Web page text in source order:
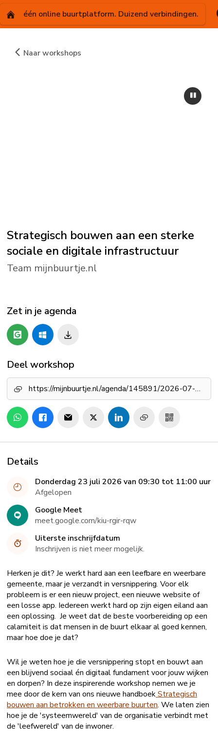
één online buurtplatform. Duizend verbindingen.
Naar workshops
Strategisch bouwen aan een sterke
sociale en digitale infrastructuur
Team mijnbuurtje.nl
Zet in je agenda
Deel workshop
https://mijnbuurtje.nl/agenda/145891/2026-07-23/strategisch-bouwen-aan-een-sterke-sociale-en-digitale-infrastructuur-4
Details
Donderdag 23 juli 2026 van 09:30 tot 11:00 uur
Afgelopen
Google Meet
meet.google.com/kiu-rgir-rqw
Uiterste inschrijfdatum
Inschrijven is niet meer mogelijk.
Herken je dit? Je werkt hard aan een leefbare en weerbare
gemeente, maar je verzandt in versnippering. Voor elk
probleem is er een nieuw project, een nieuwe website of
een losse app. Iedereen werkt hard op zijn eigen eiland aan
een oplossing. Je weet dat de beste voorbereiding op een
calamiteit is dat mensen in de buurt elkaar al goed kennen,
maar hoe doe je dat?
Wil je weten hoe je die versnippering stopt en bouwt aan
een blijvend sociaal én digitaal fundament voor jouw wijken
en dorpen? In deze inspirerende workshop nemen we je
mee door de kern van ons nieuwe handboekStrategisch
bouwen aan betrokken en weerbare buurten. We laten zien
hoe je de 'systeemwereld' van de organisatie verbindt met
de 'leefwereld' van de inwoner.